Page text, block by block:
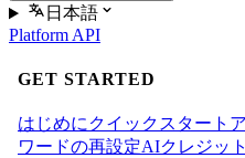
日本語
Platform API
GET STARTED
はじめに クイックスタート
ワードの再設定AIクレジッ